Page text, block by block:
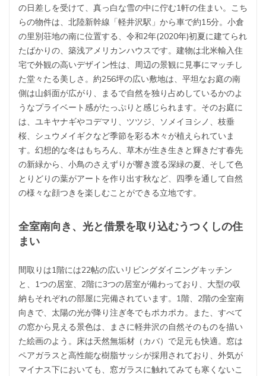
の日差しを受けて、真っ白な雪の中に佇む1軒の住まい。こち
らの物件は、北陸新幹線「軽井沢駅」から車で約15分。小倉
の里別荘地の南に位置する、令和2年(2020年)初夏に建てられ
たばかりの、築浅アメリカンハウスです。建物は北米輸入住
宅で外観の高いデザイン性は、周辺の景観に見事にマッチし
た堂々たる美しさ。約256坪の広い敷地は、平坦なお庭の南
側は山斜面が広がり、まるで自然を独り占めしているかのよ
うなプライベート感がたっぷりと感じられます。そのお庭に
は、ユキヤナギやコデマリ、ツツジ、ソメイヨシノ、枝垂
桜、シュウメイギクなど季節を彩る木々が植えられていま
す。幻想的な冬はもちろん、草木が生き生きと輝きだす春先
の新緑から、小鳥のさえずりが響き渡る深緑の夏、そして色
とりどりの葉がアートを作り出す秋など、四季を通して自然
の様々な顔つきを楽しむことができる立地です。
全室南向き、光と借景を取り込むうつくしの住
まい
間取りは1階には22帖の広いリビングダイニングキッチン
と、1つの居室、2階に3つの居室が備わっており、大型の収
納もそれぞれの部屋に完備されています。1階、2階の全室南
向きで、太陽の光が降り注ぎ冬でもポカポカ。また、すべて
の窓から見える景色は、まさに軽井沢の自然そのものを描い
た絵画のよう。床は天然無垢材（カバ）で足元も快適。窓は
ペアガラスと高性能な樹脂サッシが採用されており、外気が
マイナス下においても、窓ガラスに触れてみても寒くないこ